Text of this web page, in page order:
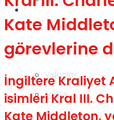
Videolar
Gündem
Yaşam
Sağlık
Kate
görevlerine
İngiltere Kraliyet
isimleri Kral III.
Kate Middleton,